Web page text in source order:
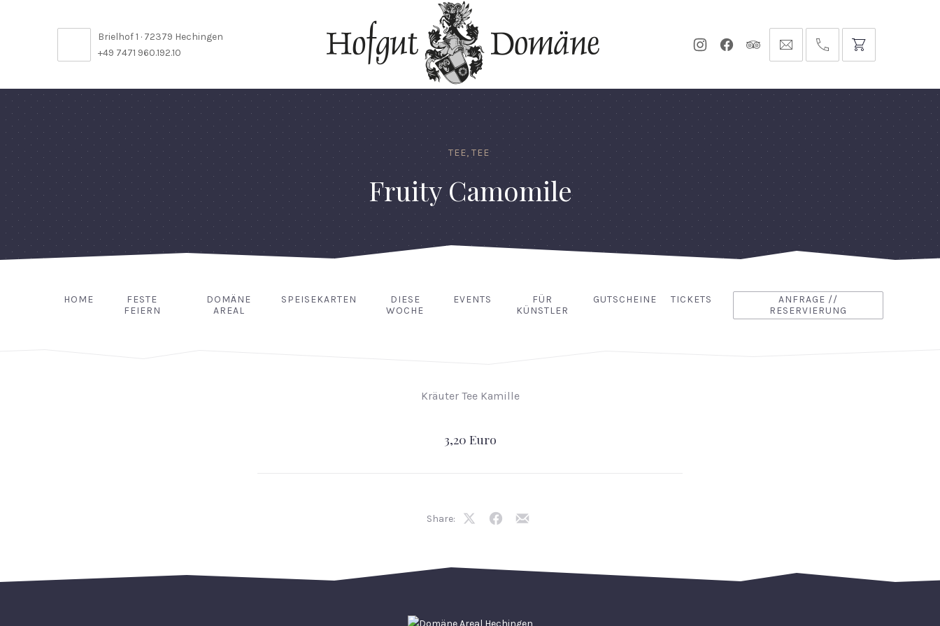
Brielhof 1 · 72379 Hechingen
+49 7471 960.192.10
NeuesNeuesNeues info@hofgut-0049747196019210
TEE, TEE
Fruity Camomile
HOME
FESTE
FEIERN
DOMÄNE
AREAL
SPEISEKARTEN
DIESE
WOCHE
EVENTS
FÜR
KÜNSTLER
GUTSCHEINE TICKETS
ANFRAGE //
RESERVIERUNG
Kräuter Tee Kamille
3,20 Euro
Share:
ShareShareShare